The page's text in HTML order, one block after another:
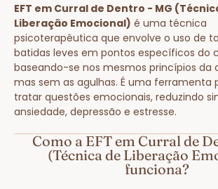
EFT em Curral de Dentro - MG
Liberação Emocional) é uma técnica
psicoterapêutica que envolve o uso de
batidas leves em pontos específicos do
baseando-se nos mesmos princípios da
mas sem as agulhas. É uma ferramenta
tratar questões emocionais, reduzindo
ansiedade, depressão e estresse.
Como a EFT em Curral de
(Técnica de Liberação
funciona?